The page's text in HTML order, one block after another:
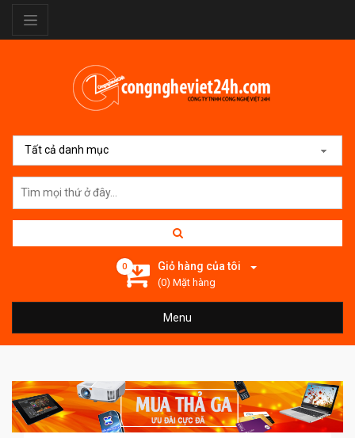
Tất cả danh mục
0 Giỏ hàng của tôi
(0) Mặt hàng
Menu